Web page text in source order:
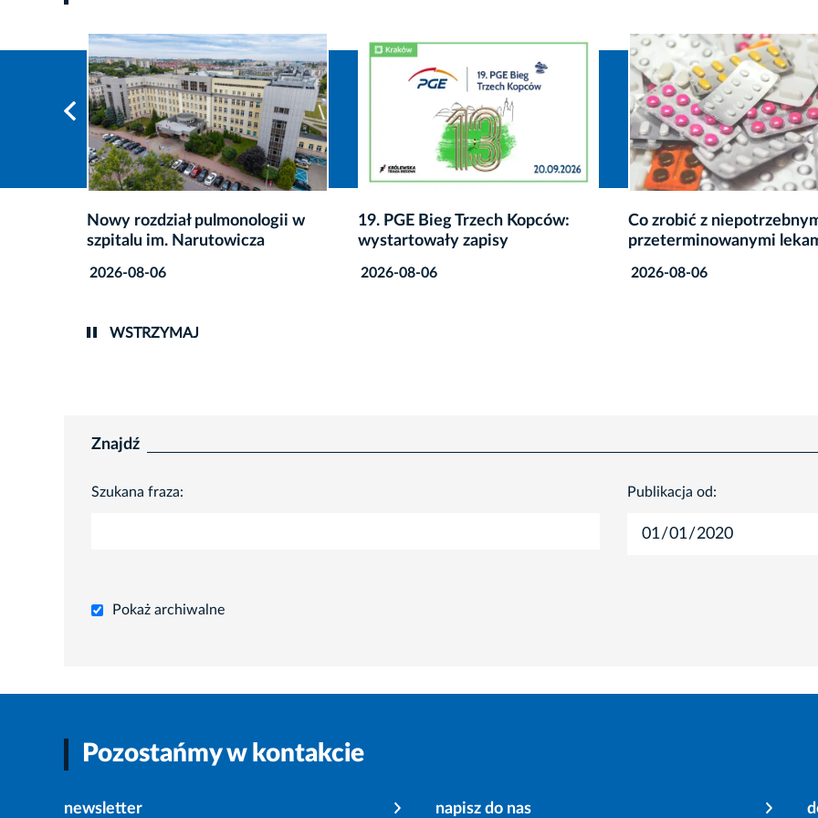
19. PGE Bieg Trzech Kopców:
wystartowały zapisy
2026-08-06
Co zrobić z niepotrzebnymi lub
przeterminowanymi lekami?
2026-08-06
Wodny plac zabaw w
Jordana nieczynny z
WSTRZYMAJ
Znajdź
Szukana fraza: Publikacja od:
Pokaż archiwalne
Pozostańmy w kontakcie
newsletter napisz do nas